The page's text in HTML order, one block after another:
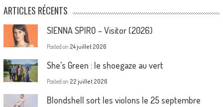
ARTICLES RÉCENTS
SIENNA SPIRO – Visitor (2026)
Posted on 24 juillet 2026
She’s Green : le shoegaze au vert
Posted on 22 juillet 2026
Blondshell sort les violons le 25 septembre